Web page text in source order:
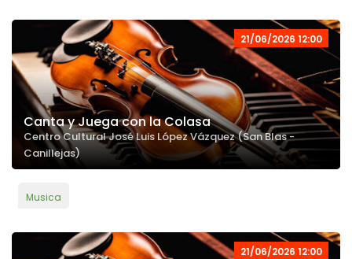
21/06/2026 12:00
Canta y Juega con la Colasa
Centro Cultural José Luis López Vázquez (San Blas -
Canillejas)
Musica
21/06/2026 12:00